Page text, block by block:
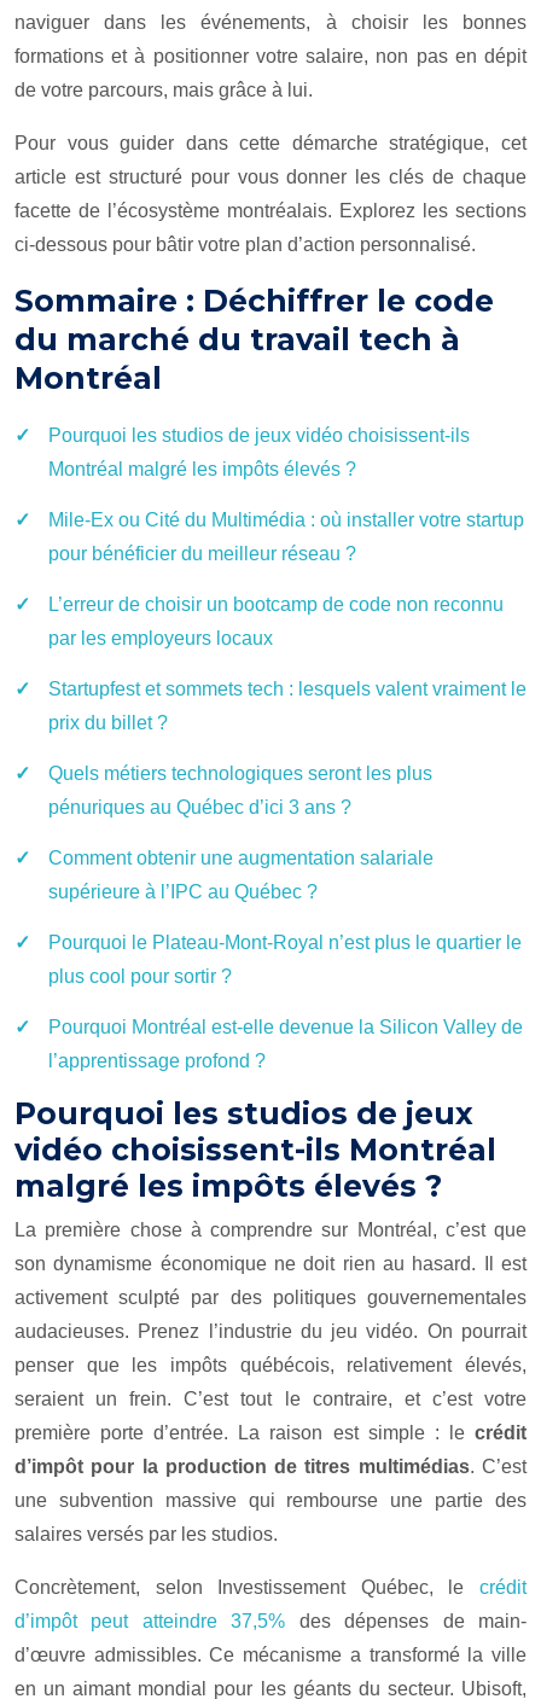
naviguer dans les événements, à choisir les bonnes
formations et à positionner votre salaire, non pas en dépit
de votre parcours, mais grâce à lui.
Pour vous guider dans cette démarche stratégique, cet
article est structuré pour vous donner les clés de chaque
facette de l’écosystème montréalais. Explorez les sections
ci-dessous pour bâtir votre plan d’action personnalisé.
Sommaire : Déchiffrer le code
du marché du travail tech à
Montréal
Pourquoi les studios de jeux vidéo choisissent-ils
Montréal malgré les impôts élevés ?
Mile-Ex ou Cité du Multimédia : où installer votre startup
pour bénéficier du meilleur réseau ?
L’erreur de choisir un bootcamp de code non reconnu
par les employeurs locaux
Startupfest et sommets tech : lesquels valent vraiment le
prix du billet ?
Quels métiers technologiques seront les plus
pénuriques au Québec d’ici 3 ans ?
Comment obtenir une augmentation salariale
supérieure à l’IPC au Québec ?
Pourquoi le Plateau-Mont-Royal n’est plus le quartier le
plus cool pour sortir ?
Pourquoi Montréal est-elle devenue la Silicon Valley de
l’apprentissage profond ?
Pourquoi les studios de jeux
vidéo choisissent-ils Montréal
malgré les impôts élevés ?
La première chose à comprendre sur Montréal, c’est que
son dynamisme économique ne doit rien au hasard. Il est
activement sculpté par des politiques gouvernementales
audacieuses. Prenez l’industrie du jeu vidéo. On pourrait
penser que les impôts québécois, relativement élevés,
seraient un frein. C’est tout le contraire, et c’est votre
première porte d’entrée. La raison est simple : le crédit
d’impôt pour la production de titres multimédias. C’est
une subvention massive qui rembourse une partie des
salaires versés par les studios.
Concrètement, selon Investissement Québec, le crédit
d’impôt peut atteindre 37,5% des dépenses de main-
d’œuvre admissibles. Ce mécanisme a transformé la ville
en un aimant mondial pour les géants du secteur. Ubisoft,